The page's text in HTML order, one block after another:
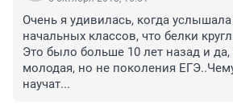
Очень я удивилась, когда услышала
начальных классов, что белки
Это было больше 10 лет назад и да,
молодая, но не поколения
научат...